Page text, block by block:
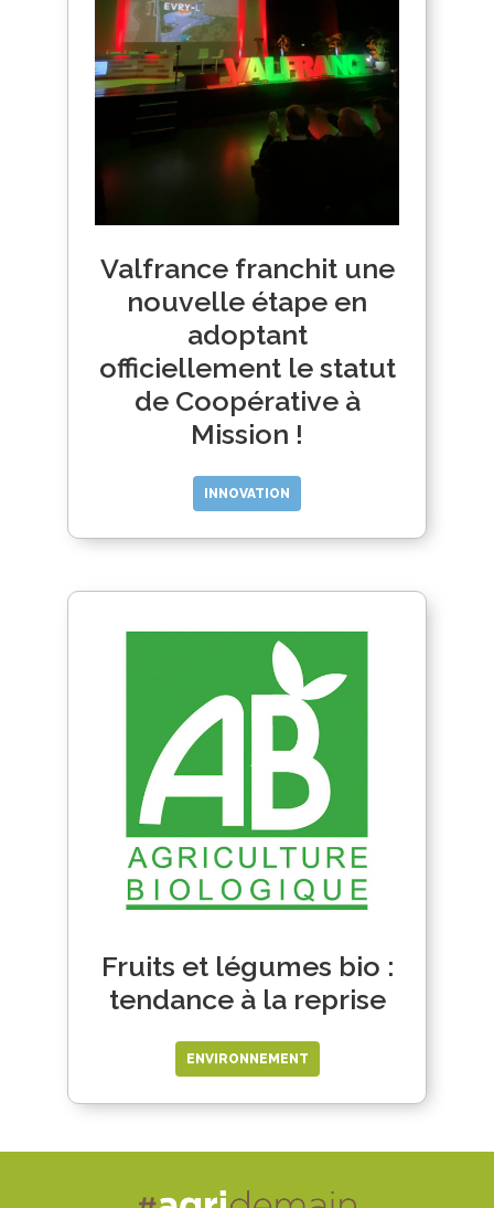
Valfrance franchit une
nouvelle étape en
adoptant
officiellement le statut
de Coopérative à
Mission !
INNOVATION
Fruits et légumes bio :
tendance à la reprise
ENVIRONNEMENT